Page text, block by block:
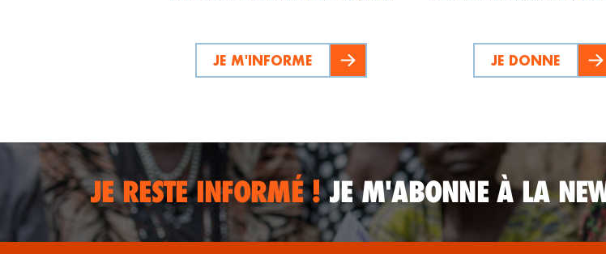
JE M'INFORME JE DONNE
JE RESTE INFORMÉ !JE M'ABONNE À LA